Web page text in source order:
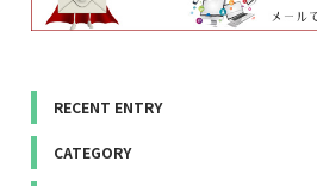
RECENT ENTRY
CATEGORY